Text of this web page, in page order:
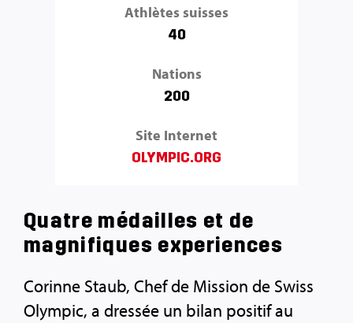
Athlètes suisses
40
Nations
200
Site Internet
OLYMPIC.ORG
Quatre médailles et de
magnifiques experiences
Corinne Staub, Chef de Mission de Swiss
Olympic, a dressée un bilan positif au